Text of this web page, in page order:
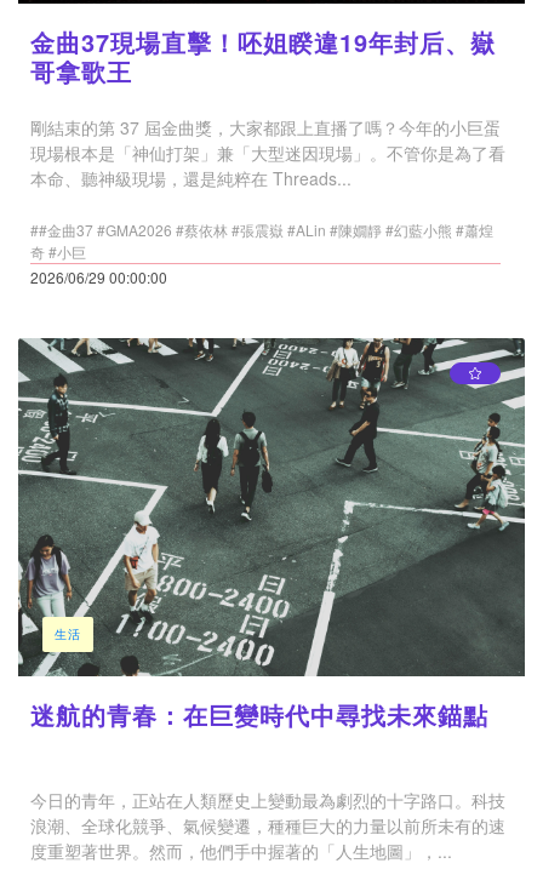
金曲37現場直擊！呸姐睽違19年封后、嶽
哥拿歌王
剛結束的第 37 屆金曲獎，大家都跟上直播了嗎？今年的小巨蛋
現場根本是「神仙打架」兼「大型迷因現場」。不管你是為了看
本命、聽神級現場，還是純粹在 Threads...
##金曲37 #GMA2026 #蔡依林 #張震嶽 #ALin #陳嫺靜 #幻藍小熊 #蕭煌
奇 #小巨
2026/06/29 00:00:00
生活
迷航的青春：在巨變時代中尋找未來錨點
今日的青年，正站在人類歷史上變動最為劇烈的十字路口。科技
浪潮、全球化競爭、氣候變遷，種種巨大的力量以前所未有的速
度重塑著世界。然而，他們手中握著的「人生地圖」，...